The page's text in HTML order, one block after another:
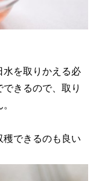
水を取りかえる必
きるので、取り
できるのも良い